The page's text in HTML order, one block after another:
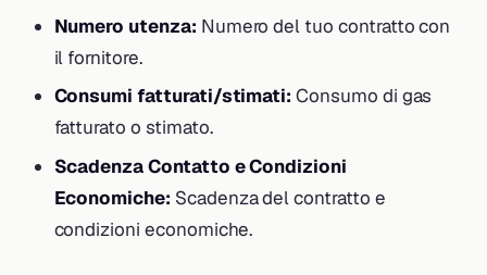
Numero utenza: Numero del tuo contratto con
il fornitore.
Consumi fatturati/stimati: Consumo di gas
fatturato o stimato.
Scadenza Contatto e Condizioni
Economiche: Scadenza del contratto e
condizioni economiche.